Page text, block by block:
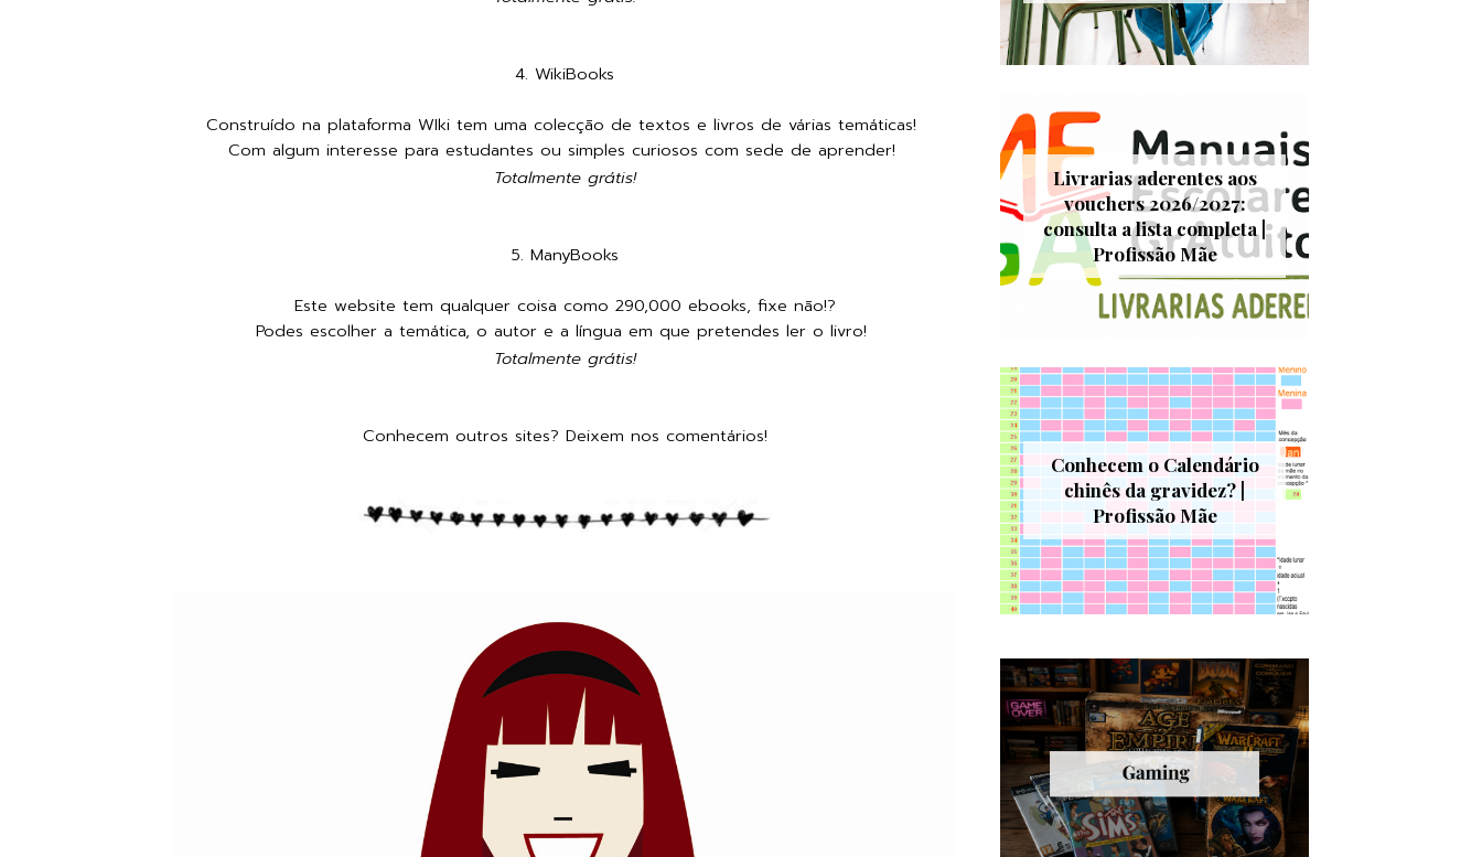
4. WikiBooks
Construído na plataforma WIki tem uma colecção de textos e livros de várias temáticas!
Com algum interesse para estudantes ou simples curiosos com sede de aprender!
Totalmente grátis!
5. ManyBooks
Este website tem qualquer coisa como 290,000 ebooks, fixe não!?
Podes escolher a temática, o autor e a língua em que pretendes ler o livro!
Totalmente grátis!
Conhecem outros sites? Deixem nos comentários!
Livrarias aderentes aos
vouchers 2026/2027:
consulta a lista completa |
Profissão Mãe
Conhecem o Calendário
chinês da gravidez? |
Profissão Mãe